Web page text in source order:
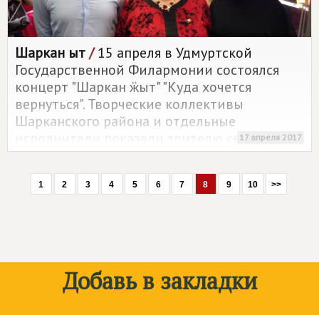
Шаркан ӝыт/15 апреля в Удмуртской
Государственной Филармонии состоялся
концерт "Шаркан ӝыт" "Куда хочется
вернуться". Творческие коллективы
Шарканского района и отдельные
исполнители показали зрителю свои
таланты и творческие достижения.
17 апреля 2017
1 2 3 4 5 6 7 8 9 10 >>
Добавь в закладки